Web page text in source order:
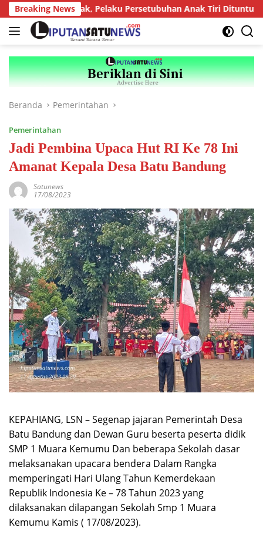
Langsung
ke
konten
Breaking News
Anak, Pelaku Persetubuhan Anak Tiri Dituntut 19 Tahun
Beranda Pemerintahan
Pemerintahan
Jadi Pembina Upaca Hut RI Ke 78 Ini
Amanat Kepala Desa Batu Bandung
Satunews
17/08/2023
KEPAHIANG, LSN – Segenap jajaran Pemerintah Desa
Batu Bandung dan Dewan Guru beserta peserta didik
SMP 1 Muara Kemumu Dan beberapa Sekolah dasar
melaksanakan upacara bendera Dalam Rangka
memperingati Hari Ulang Tahun Kemerdekaan
Republik Indonesia Ke – 78 Tahun 2023 yang
dilaksanakan dilapangan Sekolah Smp 1 Muara
Kemumu Kamis ( 17/08/2023).